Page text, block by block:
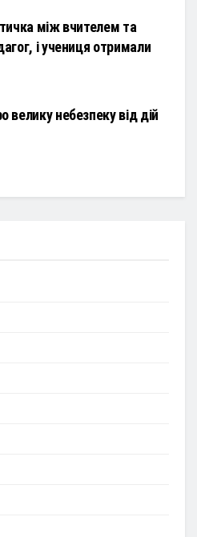
між вчителем та
і учениця отримали
велику небезпеку від дій